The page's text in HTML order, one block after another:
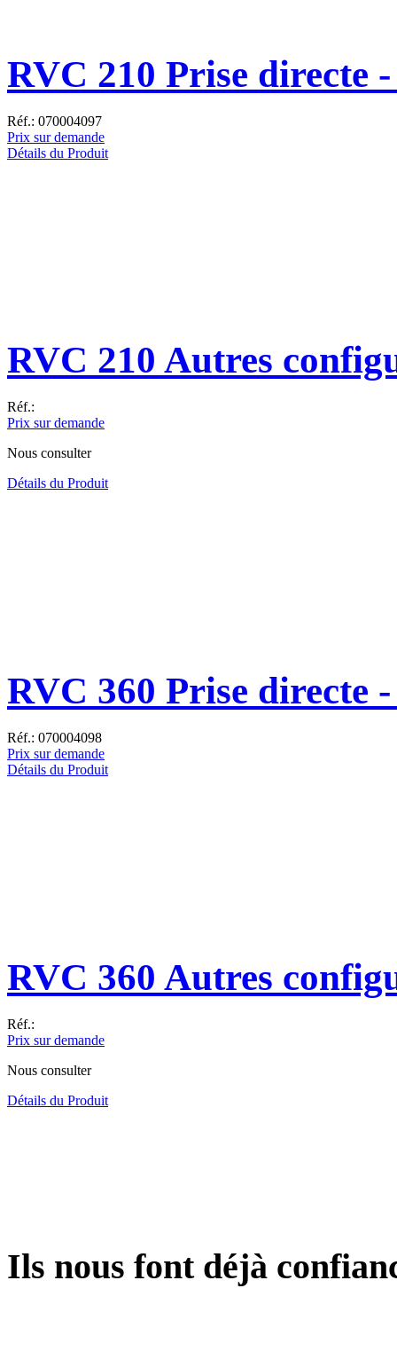
RVC 210 Prise directe
Réf.: 070004097
Prix sur demande
Détails du Produit
RVC 210 Autres
Réf.:
Prix sur demande
Nous consulter
Détails du Produit
RVC 360 Prise directe
Réf.: 070004098
Prix sur demande
Détails du Produit
RVC 360 Autres
Réf.:
Prix sur demande
Nous consulter
Détails du Produit
Ils nous font déjà